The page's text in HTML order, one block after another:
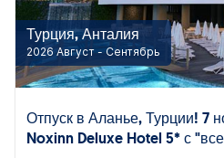
Турция, Анталия
2026 Август - Сентябрь
Отпуск в Аланье, Турции! 7
Noxinn Deluxe Hotel 5* с